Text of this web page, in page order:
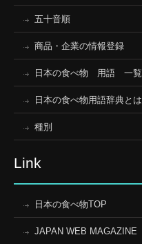
五十音順
商品・企業の情報登録
日本の食べ物 用語 一覧
日本の食べ物用語辞典とは
種別
Link
日本の食べ物TOP
JAPAN WEB MAGAZINE